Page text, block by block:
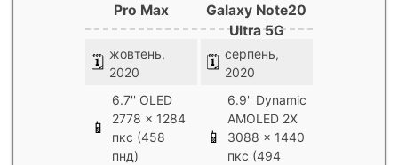
Pro Max
🗓 жовтень,
2020
📱
6.7'' OLED
2778 x 1284
пкс (458
пнд)
Galaxy Note20
Ultra 5G
🗓 серпень,
2020
📱
6.9'' Dynamic
AMOLED 2X
3088 x 1440
пкс (494